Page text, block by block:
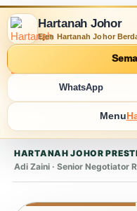
Hartanah Johor
Ejen Hartanah Johor
WhatsApp
Menu
HARTANAH JOHOR
Adi Zaini · Senior Negotiator